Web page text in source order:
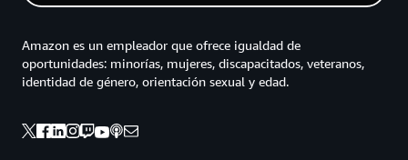
Amazon es un empleador que ofrece igualdad de
oportunidades: minorías, mujeres, discapacitados, veteranos,
identidad de género, orientación sexual y edad.